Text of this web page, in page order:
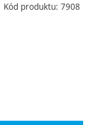
Kód produktu: 7908